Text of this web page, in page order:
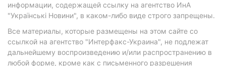
информации, содержащей ссылку на агентство ИнА
"Українські Новини", в каком-либо виде строго запрещены.
Все материалы, которые размещены на этом сайте со
ссылкой на агентство "Интерфакс-Украина", не подлежат
дальнейшему воспроизведению и/или распространению в
любой форме, кроме как с письменного разрешения